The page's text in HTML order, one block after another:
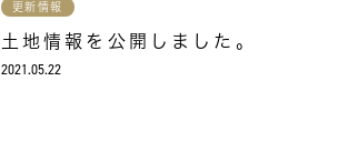
更新情報
土地情報を公開しました。
2021.05.22